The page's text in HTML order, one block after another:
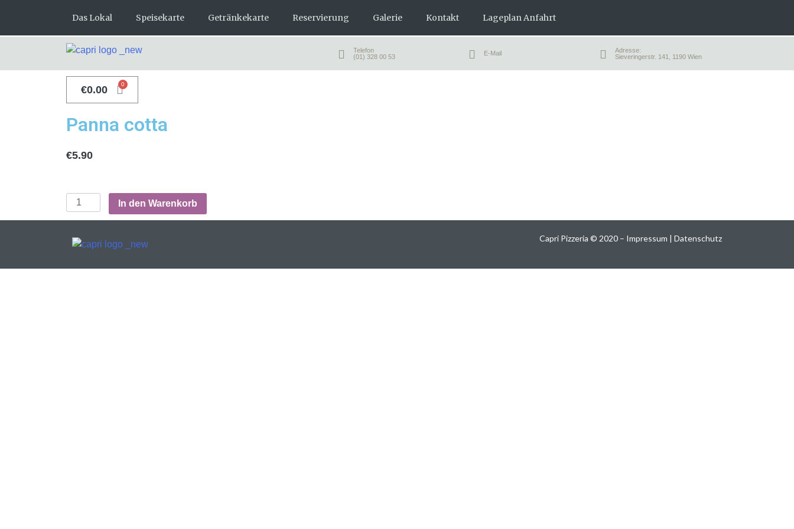
Das Lokal Speisekarte Getränkekarte Reservierung Galerie Kontakt Lageplan Anfahrt
Telefon
(01) 328 00 53
E-Mail
Adresse:
Sieveringerstr. 141, 1190 Wien
€0.00
Panna cotta
€5.90
In den Warenkorb
Capri Pizzeria © 2020 – Impressum | Datenschutz